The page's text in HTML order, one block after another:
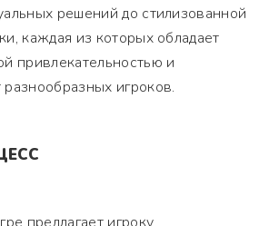
решений до стилизованной
каждая из которых обладает
привлекательностью и
игроков.